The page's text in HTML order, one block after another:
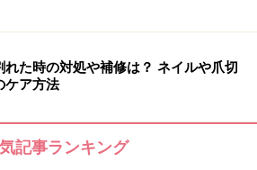
）／エテュセ
れた時の対処や補修は？ ネイルや爪切
ケア方法
記事ランキング